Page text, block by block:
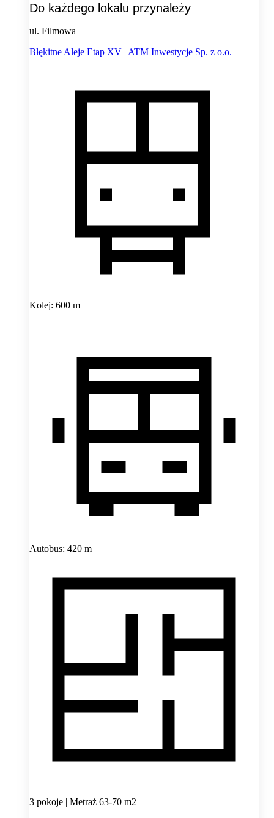
Do każdego lokalu przynależy
ul. Filmowa
Błękitne Aleje Etap XV | ATM Inwestycje Sp. z o.o.
Kolej: 600 m
Autobus: 420 m
3 pokoje | Metraż 63-70 m2